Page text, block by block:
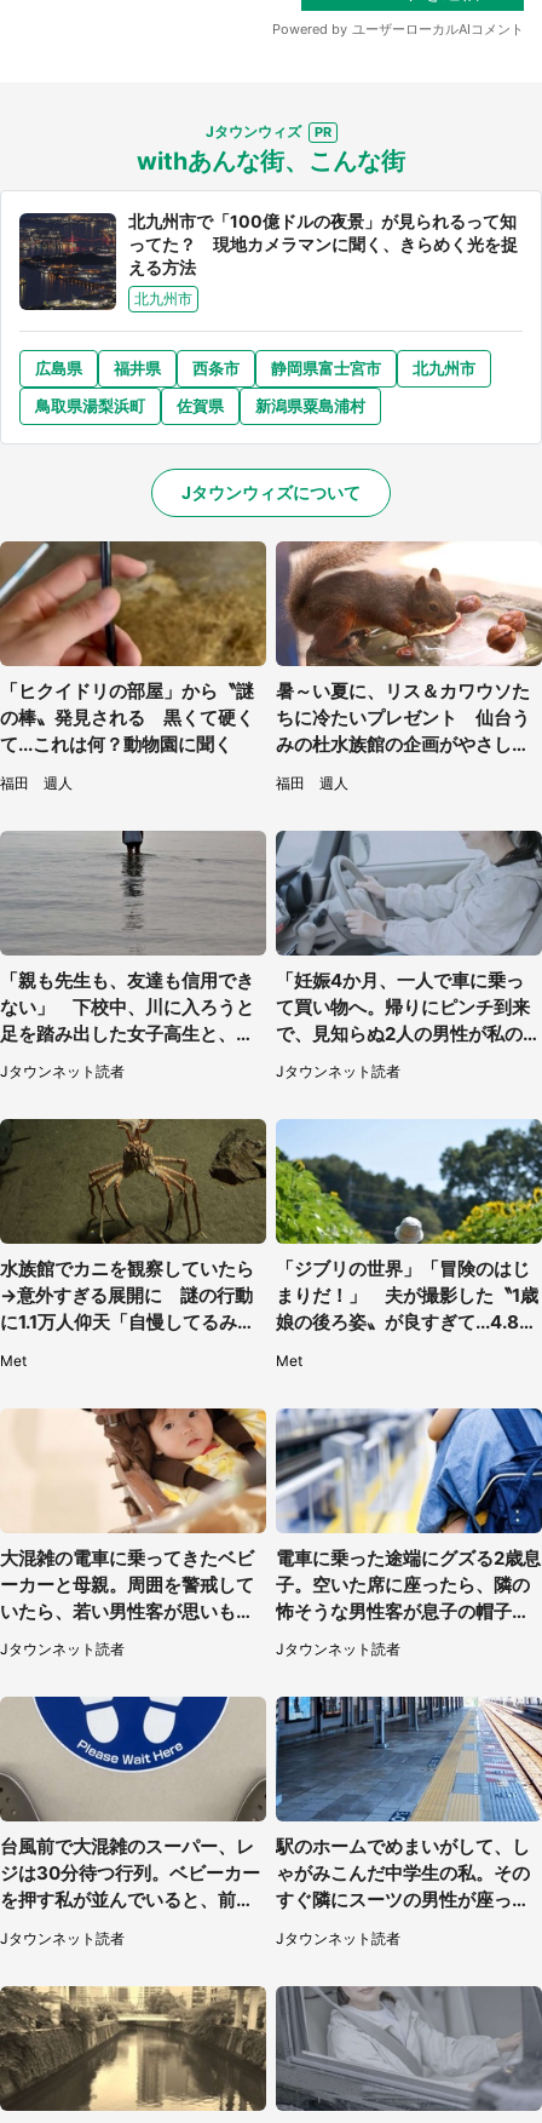
Jタウンウィズ
withあんな街、こんな街
北九州市で「100億ドルの夜景」が見られるって知
ってた？ 現地カメラマンに聞く、きらめく光を捉
える方法
北九州市
広島県 福井県 西条市 静岡県富士宮市
北九州市
鳥取県湯梨浜町
佐賀県 新潟県粟島浦村
Jタウンウィズについて
「ヒクイドリの部屋」から〝謎
の棒〟発見される 黒くて硬く
て...これは何？動物園に聞く
福田 週人
暑～い夏に、リス＆カワウソた
ちに冷たいプレゼント 仙台う
みの杜水族館の企画がやさしい
【7／31～8／23】
福田 週人
「親も先生も、友達も信用でき
ない」 下校中、川に入ろうと
足を踏み出した女子高生と、彼
女を止めた予想外の存在
Jタウンネット読者
「妊娠4か月、一人で車に乗っ
て買い物へ。帰りにピンチ到来
で、見知らぬ2人の男性が私の車
を...」（30代女性）
Jタウンネット読者
水族館でカニを観察していたら
→意外すぎる展開に 謎の行動
に1.1万人仰天「自慢してるみた
Met
「ジブリの世界」「冒険のはじ
まりだ！」 夫が撮影した〝1歳
娘の後ろ姿〟が良すぎて...4.8万
Met
大混雑の電車に乗ってきたベビ
ーカーと母親。周囲を警戒して
いたら、若い男性客が思いもよ
らぬ行動に（東京都・50代女
性）
Jタウンネット読者
電車に乗った途端にグズる2歳息
子。空いた席に座ったら、隣の
怖そうな男性客が息子の帽子に
手を伸ばし（千葉県・40代女
性）
Jタウンネット読者
台風前で大混雑のスーパー、レ
ジは30分待つ行列。ベビーカー
を押す私が並んでいると、前の
Jタウンネット読者
駅のホームでめまいがして、し
ゃがみこんだ中学生の私。その
すぐ隣にスーツの男性が座って
きて（千葉県・20代女性）
Jタウンネット読者